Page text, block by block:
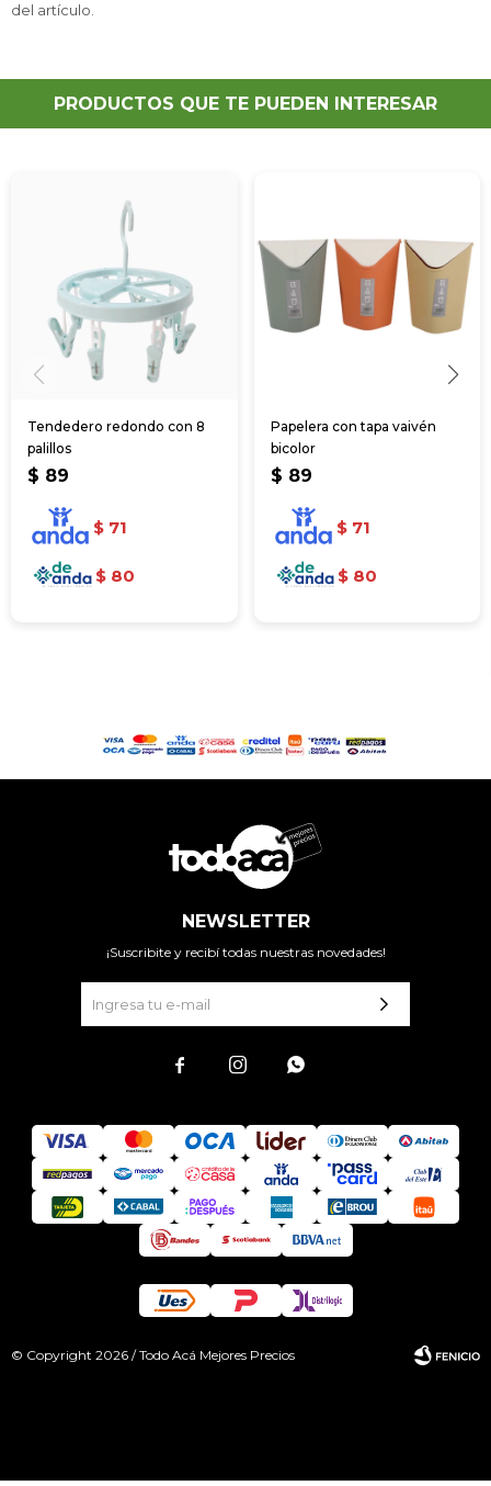
del artículo.
PRODUCTOS QUE TE PUEDEN INTERESAR
Tendedero redondo con 8
palillos
$ 89
$ 71
$ 80
Papelera con tapa vaivén
bicolor
$ 89
$ 71
$ 80
NEWSLETTER
¡Suscribite y recibí todas nuestras novedades!
  
© Copyright 2026 / Todo Acá Mejores Precios